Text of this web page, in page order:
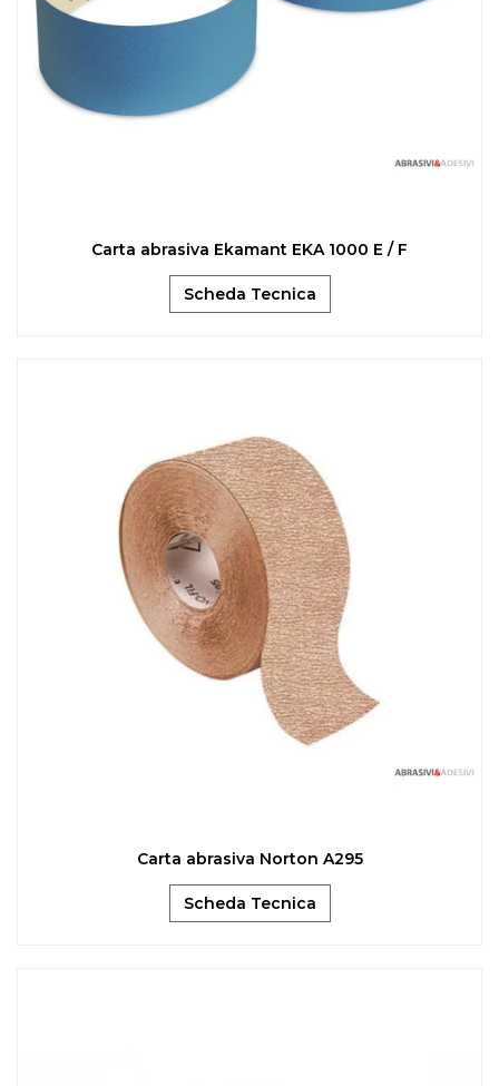
Carta abrasiva Ekamant EKA 1000 E / F
Scheda Tecnica
Carta abrasiva Norton A295
Scheda Tecnica